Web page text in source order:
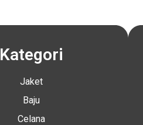
Kategori
Jaket
Baju
Celana